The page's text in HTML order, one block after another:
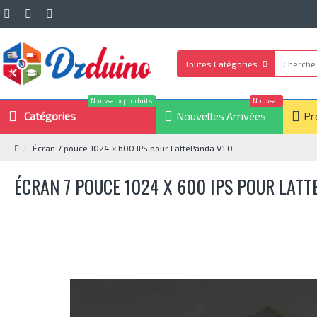
Toutes Catégories
Catégories
Nouveaux produits
Nouvelles Arrivées
Nouveau
Écran 7 pouce 1024 x 600 IPS pour LattePanda V1.0
ÉCRAN 7 POUCE 1024 X 600 IPS POUR